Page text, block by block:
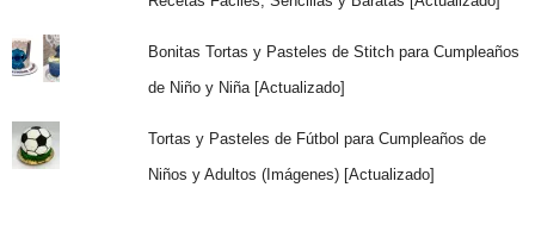
Bonitas Tortas y Pasteles de Stitch para Cumpleaños
de Niño y Niña [Actualizado]
Tortas y Pasteles de Fútbol para Cumpleaños de
Niños y Adultos (Imágenes) [Actualizado]